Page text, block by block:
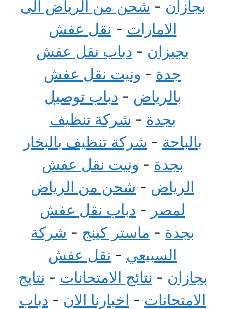
بجازان - شحن من الرياض الى
الامارات - نقل عفش
بجيزان - دباب نقل عفش
جدة - ونيت نقل عفش
بالرياض - دباب توصيل
بجدة - شركة تنظيف
بالباحة - شركة تنظيف بالبخار
بجدة - ونيت نقل عفش
الرياض - شحن من الرياض
لمصر - دباب نقل عفش
بجدة - ماستر كينج - شركة
السبيعي - نقل عفش
بجازان - نتائج الامتحانات - نتايج
الامتحانات - اخبارنا الان - دباب